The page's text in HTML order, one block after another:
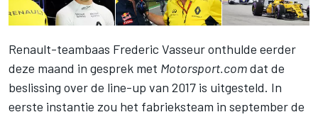
Renault-teambaas Frederic Vasseur onthulde eerder
deze maand in gesprek met Motorsport.comdat de
beslissing over de line-up van 2017 is uitgesteld. In
eerste instantie zou het fabrieksteam in september de